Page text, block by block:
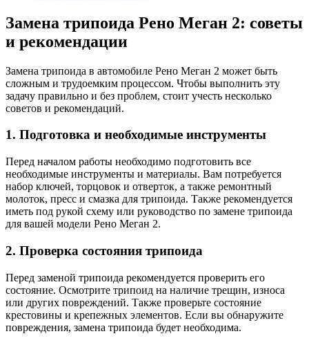
Замена трипоида Рено Меган 2: советы
и рекомендации
Замена трипоида в автомобиле Рено Меган 2 может быть
сложным и трудоемким процессом. Чтобы выполнить эту
задачу правильно и без проблем, стоит учесть несколько
советов и рекомендаций.
1. Подготовка и необходимые инструменты
Перед началом работы необходимо подготовить все
необходимые инструменты и материалы. Вам потребуется
набор ключей, торцовок и отверток, а также ремонтный
молоток, пресс и смазка для трипоида. Также рекомендуется
иметь под рукой схему или руководство по замене трипоида
для вашей модели Рено Меган 2.
2. Проверка состояния трипоида
Перед заменой трипоида рекомендуется проверить его
состояние. Осмотрите трипоид на наличие трещин, износа
или других повреждений. Также проверьте состояние
крестовины и крепежных элементов. Если вы обнаружите
повреждения, замена трипоида будет необходима.